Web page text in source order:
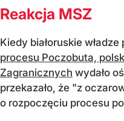
Reakcja MSZ
Kiedy białoruskie
procesu Poczobuta,
Zagranicznych wydało
przekazało, że "z
o rozpoczęciu procesu